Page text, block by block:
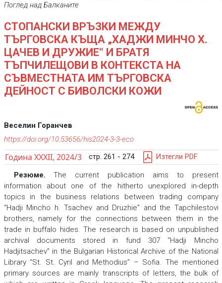
Поглед над Балканите
СТОПАНСКИ ВРЪЗКИ МЕЖДУ
ТЪРГОВСКА КЪЩА „ХАДЖИ МИНЧО Х.
ЦАЧЕВ И ДРУЖИЕ“ И БРАТЯ
ТЪПЧИЛЕЩОВИ В КОНТЕКСТА НА
СЪВМЕСТНАТА ИМ ТЪРГОВСКА
ДЕЙНОСТ С БИВОЛСКИ КОЖИ
Веселин Горанчев
https://doi.org/10.53656/his2024-3-3-eco
Година XXXII, 2024/3 стр. 261 - 274 Изтегли PDF
Резюме. The current publication aims to present
information about one of the hitherto unexplored in-depth
topics in the business relations between trading company
“Hadji Mincho h. Tsachev and Druzhie” and the Tapchilestovi
brothers, namely for the connections between them in the
trade in buffalo hides. The research is based on unpublished
archival documents stored in fund 307 “Hadji Mincho
Hadjitsachev” in the Bulgarian Historical Archive of the National
Library “St. St. Cyril and Methodius” – Sofia. The mentioned
primary sources are mainly transcripts of letters, the bulk of